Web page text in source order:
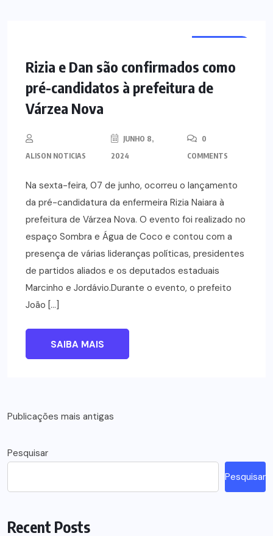
Rizia e Dan são confirmados como
pré-candidatos à prefeitura de
Várzea Nova
ALISON NOTICIAS
JUNHO 8,
2024
0
COMMENTS
Na sexta-feira, 07 de junho, ocorreu o lançamento
da pré-candidatura da enfermeira Rizia Naiara à
prefeitura de Várzea Nova. O evento foi realizado no
espaço Sombra e Água de Coco e contou com a
presença de várias lideranças políticas, presidentes
de partidos aliados e os deputados estaduais
Marcinho e Jordávio.Durante o evento, o prefeito
João […]
SAIBA MAIS
Navegação
posts
Publicações mais antigas
Pesquisar
Pesquisar
Recent Posts